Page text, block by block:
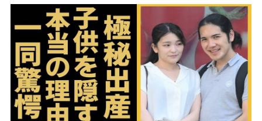
の長女がアメリカで極秘出産の真相や暴露された
ヤバいO癖に言葉を失う...